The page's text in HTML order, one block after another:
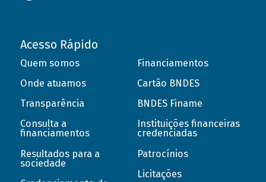
Acesso Rápido
Quem somos
Onde atuamos
Transparência
Consulta a
financiamentos
Resultados para a
sociedade
Financiamentos
Cartão BNDES
BNDES Finame
Instituições financeiras
credenciadas
Patrocínios
Licitações